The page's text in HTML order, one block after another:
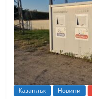
Казанлък Новини